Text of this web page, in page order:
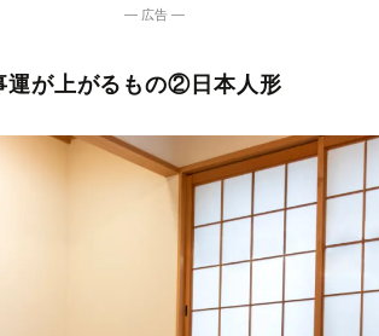
― 広告 ―
運が上がるもの②日本人形